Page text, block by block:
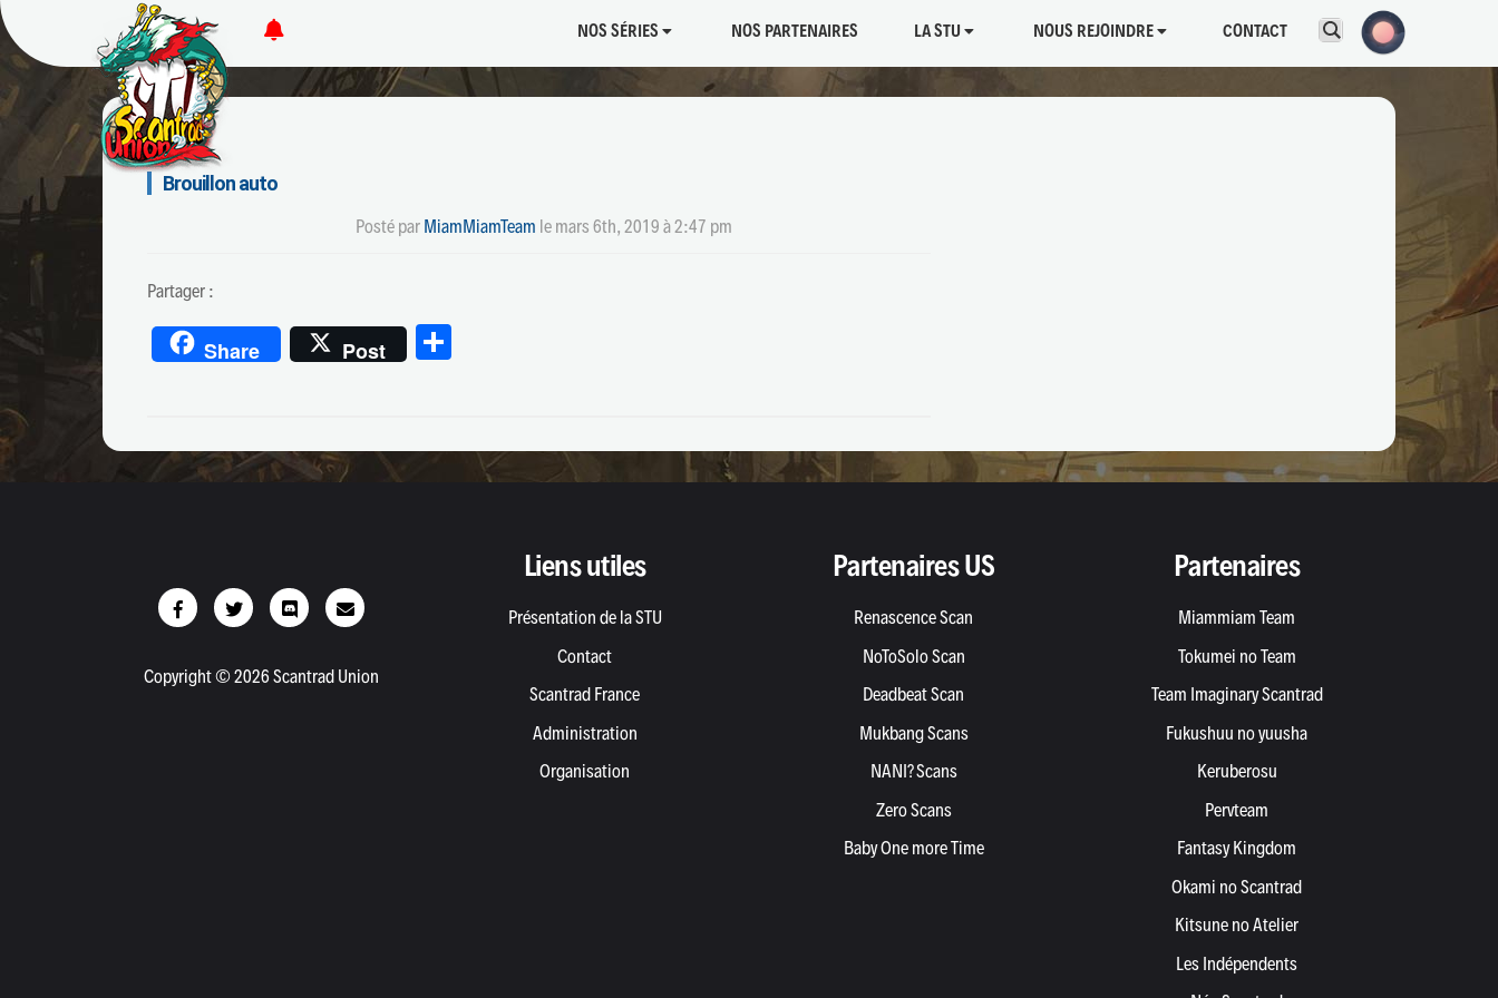
NOS SÉRIES NOS PARTENAIRES LA STU NOUS REJOINDRE CONTACT
Brouillon auto
Posté par MiamMiamTeam le mars 6th, 2019 à 2:47 pm
Partager :
Share Post
Copyright © 2026 Scantrad Union
Liens utiles
Présentation de la STU
Contact
Scantrad France
Administration
Organisation
Partenaires US
Renascence Scan
NoToSolo Scan
Deadbeat Scan
Mukbang Scans
NANI? Scans
Zero Scans
Baby One more Time
Partenaires
Miammiam Team
Tokumei no Team
Team Imaginary Scantrad
Fukushuu no yuusha
Keruberosu
Pervteam
Fantasy Kingdom
Okami no Scantrad
Kitsune no Atelier
Les Indépendents